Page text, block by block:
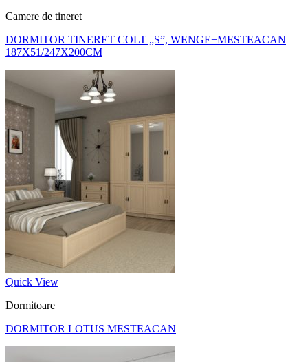
Camere de tineret
DORMITOR TINERET COLT „S”, WENGE+MESTEACAN
187X51/247X200CM
Quick View
Dormitoare
DORMITOR LOTUS MESTEACAN